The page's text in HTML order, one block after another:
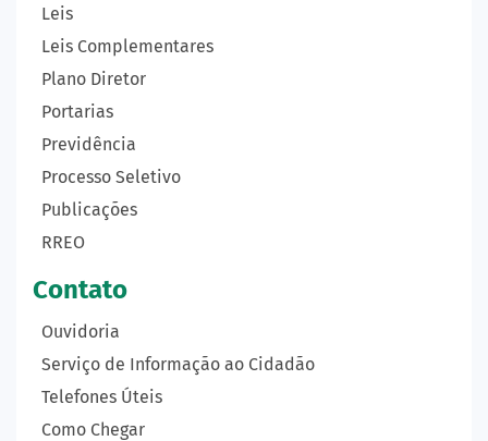
Leis
Leis Complementares
Plano Diretor
Portarias
Previdência
Processo Seletivo
Publicações
RREO
Contato
Ouvidoria
Serviço de Informação ao Cidadão
Telefones Úteis
Como Chegar